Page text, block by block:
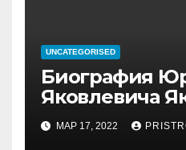
UNCATEGORISED
Биография
Яковлевича
история его
МАР 17, 2022